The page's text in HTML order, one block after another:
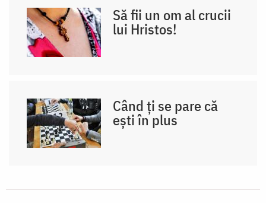
Să fii un om al crucii
lui Hristos!
Când ți se pare că
ești în plus